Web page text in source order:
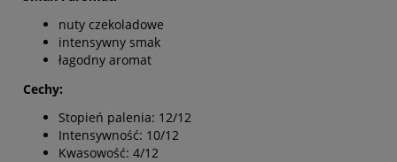
nuty czekoladowe
intensywny smak
łagodny aromat
Cechy:
Stopień palenia: 12/12
Intensywność: 10/12
Kwasowość: 4/12